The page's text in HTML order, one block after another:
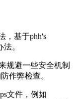
基于phh's
。
避一些安全机制
作弊检查。
文件，例如